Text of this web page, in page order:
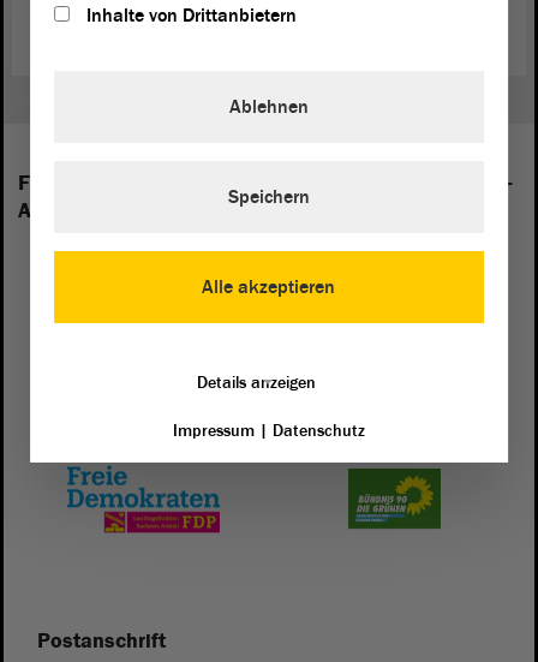
Folgende Fraktionen sind im Landtag von Sachsen-
Anhalt vertreten:
Postanschrift
Inhalte von Drittanbietern
Alle akzeptieren
Ablehnen
Speichern
Details anzeigen
Impressum| Datenschutz